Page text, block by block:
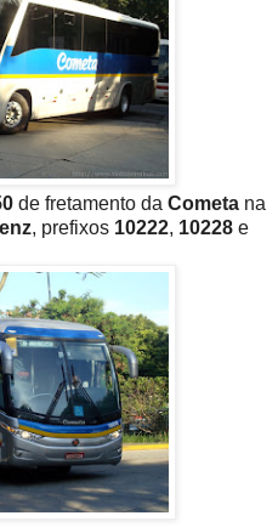
de fretamento da Cometa na
, prefixos 10222, 10228 e